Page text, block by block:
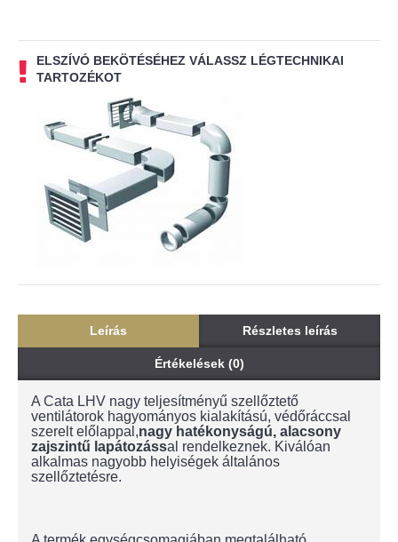
ELSZÍVÓ BEKÖTÉSÉHEZ VÁLASSZ LÉGTECHNIKAI
TARTOZÉKOT
Leírás Részletes leírás
Értékelések (0)
A Cata LHV nagy teljesítményű szellőztető
ventilátorok hagyományos kialakítású, védőráccsal
szerelt előlappal,nagy hatékonyságú, alacsony
zajszintű lapátozással rendelkeznek. Kiválóan
alkalmas nagyobb helyiségek általános
szellőztetésre.